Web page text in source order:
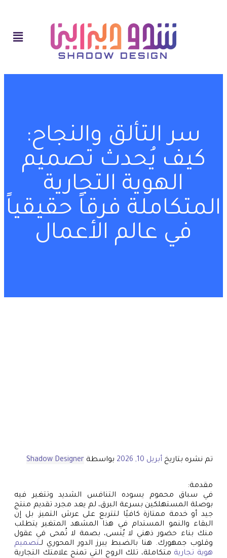
سر التألق والنجاح:
كيف يُحدث تصميم
الهوية التجارية
المتكاملة فرقاً حقيقياً
في عالم الأعمال
تم نشره بتاريخ أبريل 10, 2026 بواسطة Shadow Designer
مقدمة:
في سباق محموم يسوده التنافس الشديد وتتغير فيه
بوصلة المستهلكين بسرعة البرق، لم يعد مجرد تقديم منتج
جيد أو خدمة ممتازة كافيًا لتتربع على عرش التميز. بل إن
البقاء والنمو المستدام في هذا المشهد المتغير يتطلب
منك بناء حضور ذهني لا يُنسى، بصمة لا تُمحى في عقول
وقلوب جمهورك. هنا بالضبط يبرز الدور المحوري لـتصميم
هوية تجارية متكاملة، تلك الروح التي تمنح علامتك التجارية